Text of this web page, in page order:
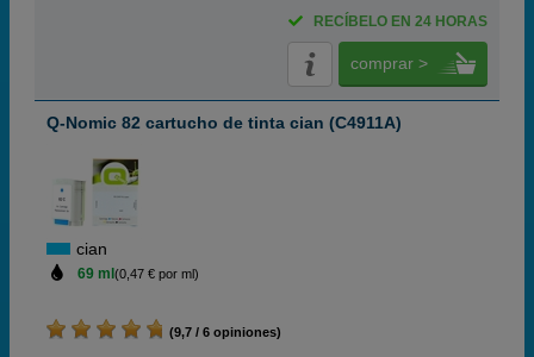
RECÍBELO EN 24 HORAS
comprar >
Q-Nomic 82 cartucho de tinta cian (C4911A)
cian
69 ml (0,47 € por ml)
(9,7 / 6 opiniones)